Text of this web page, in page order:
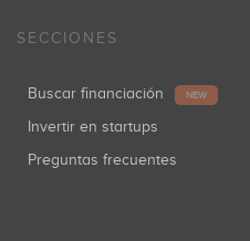
SECCIONES
Buscar financiación NEW
Invertir en startups
Preguntas frecuentes